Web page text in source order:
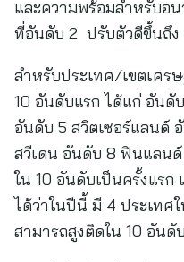
และความพร้อมสำหรับอ
ที่อันดับ 2 ปรับตัวดีขึ้นถึ
สำหรับประเทศ/เขตเศร
10 อันดับแรก ได้แก่ อันดั
อันดับ 5 สวิตเซอร์แลนด์
สวีเดน อันดับ 8 ฟินแลน
ใน 10 อันดับเป็นครั้งแรก
ได้ว่าในปีนี้ มี 4 ประเทศ
สามารถสูงติดใน 10 อัน